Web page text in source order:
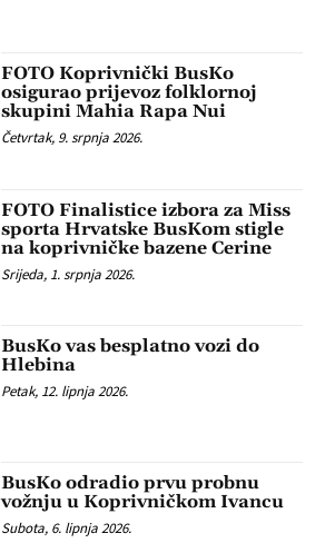
FOTO Koprivnički BusKo
osigurao prijevoz folklornoj
skupini Mahia Rapa Nui
Četvrtak, 9. srpnja 2026.
FOTO Finalistice izbora za Miss
sporta Hrvatske BusKom stigle
na koprivničke bazene Cerine
Srijeda, 1. srpnja 2026.
BusKo vas besplatno vozi do
Hlebina
Petak, 12. lipnja 2026.
BusKo odradio prvu probnu
vožnju u Koprivničkom Ivancu
Subota, 6. lipnja 2026.